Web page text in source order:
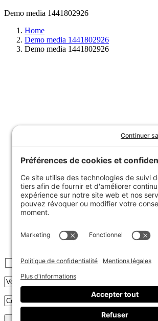
Demo media 1441802926
Home
Demo media 1441802926
Demo media 1441802926
FAQ
Achats de groupe
Politique de confidentialité
Inscrivez-vous à l’infolettre :